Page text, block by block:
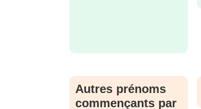
Autres prénoms
commençants par